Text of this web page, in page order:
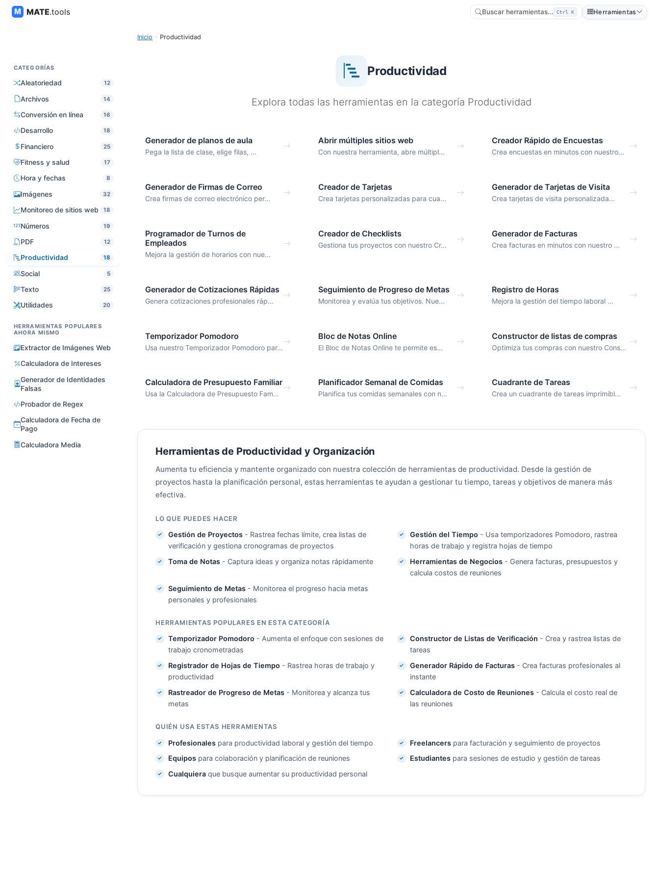
MATE.tools Buscar herramientas... Ctrl K Herramientas
CATEGORÍAS
Aleatoriedad 12
Archivos 14
Conversión en línea 16
Desarrollo 18
Financiero 25
Fitness y salud 17
Hora y fechas 8
Imágenes 32
Monitoreo de sitios web 18
Números 19
PDF 12
Productividad 18
Social 5
Texto 25
Utilidades 20
HERRAMIENTAS POPULARES
AHORA MISMO
Extractor de Imágenes Web
Calculadora de Intereses
Generador de Identidades
Falsas
Probador de Regex
Calculadora de Fecha de
Pago
Calculadora Media
Inicio Productividad
Productividad
Explora todas las herramientas en la categoría Productividad
Generador de planos de aula
Pega la lista de clase, elige filas, ...
Abrir múltiples sitios web
Con nuestra herramienta, abre múltipl...
Creador Rápido de Encuestas
Crea encuestas en minutos con nuestro...
Generador de Firmas de Correo
Crea firmas de correo electrónico per...
Creador de Tarjetas
Crea tarjetas personalizadas para cua...
Generador de Tarjetas de Visita
Crea tarjetas de visita personalizada...
Programador de Turnos de
Empleados
Mejora la gestión de horarios con nue...
Creador de Checklists
Gestiona tus proyectos con nuestro Cr...
Generador de Facturas
Crea facturas en minutos con nuestro ...
Generador de Cotizaciones Rápidas
Genera cotizaciones profesionales ráp...
Seguimiento de Progreso de Metas
Monitorea y evalúa tus objetivos. Nue...
Registro de Horas
Mejora la gestión del tiempo laboral ...
Temporizador Pomodoro
Usa nuestro Temporizador Pomodoro par...
Bloc de Notas Online
El Bloc de Notas Online te permite es...
Constructor de listas de compras
Optimiza tus compras con nuestro Cons...
Calculadora de Presupuesto Familiar
Usa la Calculadora de Presupuesto Fam...
Planificador Semanal de Comidas
Planifica tus comidas semanales con n...
Cuadrante de Tareas
Crea un cuadrante de tareas imprimibl...
Herramientas de Productividad y Organización
Aumenta tu eficiencia y mantente organizado con nuestra colección de herramientas de productividad. Desde la gestión de
proyectos hasta la planificación personal, estas herramientas te ayudan a gestionar tu tiempo, tareas y objetivos de manera más
efectiva.
LO QUE PUEDES HACER
Gestión de Proyectos- Rastrea fechas límite, crea listas de
verificación y gestiona cronogramas de proyectos
Gestión del Tiempo - Usa temporizadores Pomodoro, rastrea
horas de trabajo y registra hojas de tiempo
Toma de Notas- Captura ideas y organiza notas rápidamente Herramientas de Negocios- Genera facturas, presupuestos y
calcula costos de reuniones
Seguimiento de Metas- Monitorea el progreso hacia metas
personales y profesionales
HERRAMIENTAS POPULARES EN ESTA CATEGORÍA
Temporizador Pomodoro - Aumenta el enfoque con sesiones de
trabajo cronometradas
Constructor de Listas de Verificación - Crea y rastrea listas de
tareas
Registrador de Hojas de Tiempo - Rastrea horas de trabajo y
productividad
Generador Rápido de Facturas- Crea facturas profesionales al
instante
Rastreador de Progreso de Metas- Monitorea y alcanza tus
metas
Calculadora de Costo de Reuniones- Calcula el costo real de
las reuniones
QUIÉN USA ESTAS HERRAMIENTAS
Profesionalespara productividad laboral y gestión del tiempo Freelancerspara facturación y seguimiento de proyectos
Equipospara colaboración y planificación de reuniones Estudiantespara sesiones de estudio y gestión de tareas
Cualquieraque busque aumentar su productividad personal